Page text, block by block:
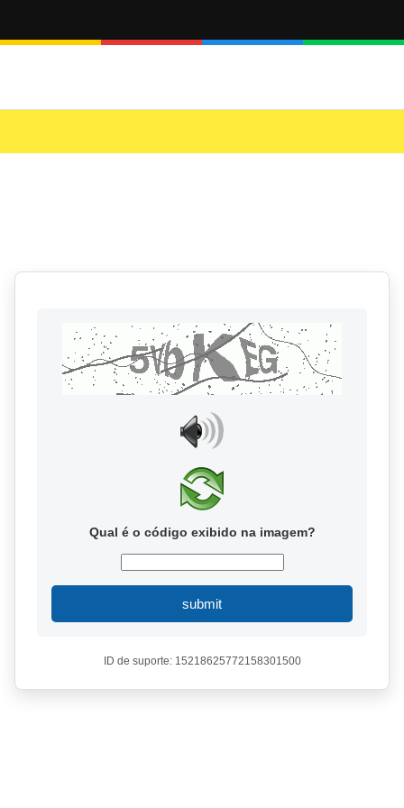
Qual é o código exibido na imagem?
submit
ID de suporte: 15218625772158301500